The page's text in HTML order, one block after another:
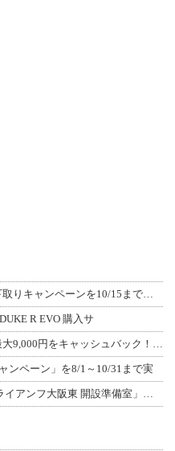
R EVO 購入サ
ンペーン」を8/1～10/31まで実